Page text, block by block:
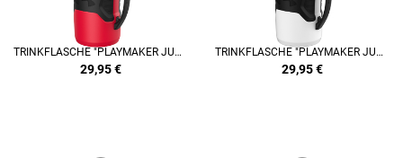
TRINKFLASCHE "PLAYMAKER JUG" 1,9 LITER
29,95€
TRINKFLASCHE "PLAYMAKER JUG" 1,9 LITER
29,95€